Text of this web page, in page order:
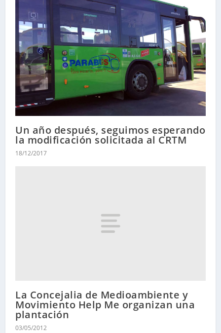
Un año después, seguimos esperando
la modificación solicitada al CRTM
18/12/2017
La Concejalia de Medioambiente y
Movimiento Help Me organizan una
plantación
03/05/2012